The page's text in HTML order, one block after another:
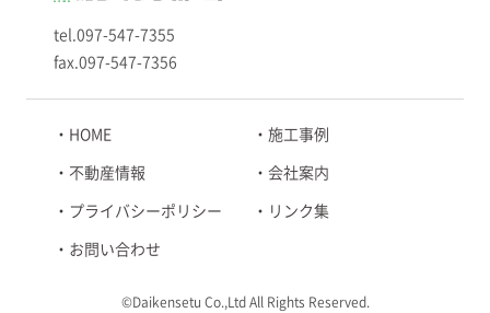
tel.097-547-7355
fax.097-547-7356
HOME 施工事例
不動産情報 会社案内
プライバシーポリシー リンク集
お問い合わせ
©Daikensetu Co.,Ltd All Rights Reserved.